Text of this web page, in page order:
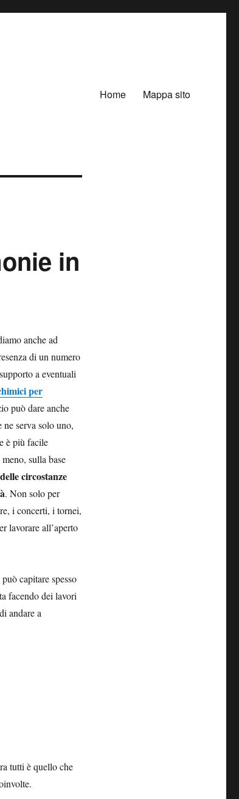
Home Mappa sito
in
anche ad
di un numero
a eventuali
per
può dare anche
serva solo uno,
è più facile
sulla base
circostanze
. Non solo per
i concerti, i tornei,
lavorare all’aperto
capitare spesso
facendo dei lavori
andare a
tutti è quello che